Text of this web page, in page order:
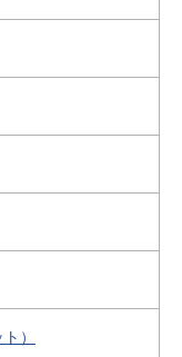
）